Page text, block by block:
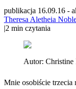
publikacja 16.09.16 -
Theresa Aletheia
|2 min czytania
Autor:
Mnie osobiście trzecia